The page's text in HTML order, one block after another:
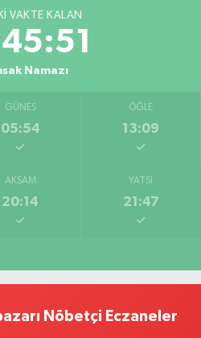
VAKTE KALAN
Namazı
GÜNEŞ
05:54
ÖĞLE
13:09
AKŞAM
20:14
YATSI
21:47
Nöbetçi Eczaneler